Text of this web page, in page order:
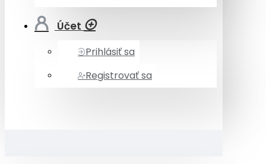
Účet
Prihlásiť sa
Registrovať sa